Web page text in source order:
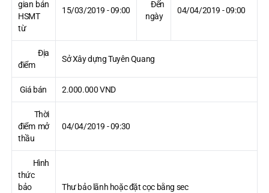
gian bán
HSMT
từ
15/03/2019 - 09:00
Đến
ngày
04/04/2019 - 09:00
Địa
điểm
Sở Xây dựng Tuyên Quang
Giá bán 2.000.000 VND
Thời
điểm mở
thầu
04/04/2019 - 09:30
Hình
thức
bảo
Thư bảo lãnh hoặc đặt cọc bằng sec